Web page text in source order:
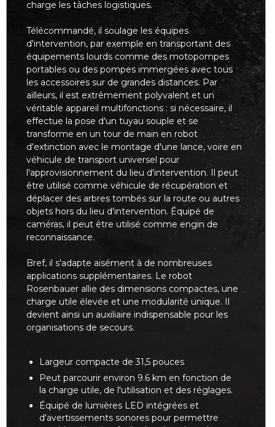
charge les tâches logistiques.
Télécommandé, il soulage les équipes
d'intervention, par exemple en transportant des
équipements lourds comme des motopompes
portables ou des pompes immergées avec tous
les accessoires sur de grandes distances. Par
ailleurs, il est extrêmement polyvalent et un
véritable appareil multifonctions : si nécessaire, il
effectue la pose d'un tuyau souple et se
transforme en un tour de main en robot
d'extinction avec le montage d'une lance, voire en
véhicule de transport universel pour
l'approvisionnement du lieu d'intervention. Il peut
être utilisé comme véhicule de récupération et
déplacer des arbres tombés sur la route ou autres
objets hors du lieu d'intervention. Équipé de
caméras, il peut être utilisé comme engin de
reconnaissance.
Bref, il s'adapte aisément à de nombreuses
applications supplémentaires. Le robot
Rosenbauer allie des dimensions compactes, une
charge utile élevée et une modularité unique. Il
devient ainsi un auxiliaire indispensable pour les
organisations de secours.
Largeur compacte de 31,5 pouces
Peut parcourir environ 9.6 km en fonction de
la charge utile, de l'utilisation et des réglages.
Équipé de lumières LED intégrées et
d'avertissements sonores pour permettre